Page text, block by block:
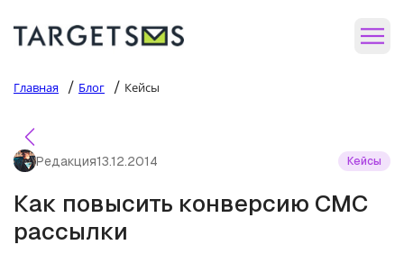
Главная / Блог / Кейсы
Редакция13.12.2014 Кейсы
Как повысить конверсию СМС
рассылки